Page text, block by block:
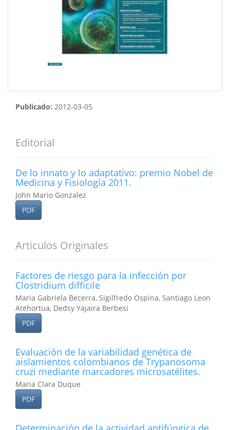
Publicado: 2012-03-05
Editorial
De lo innato y lo adaptativo: premio Nobel de
Medicina y Fisiología 2011.
John Mario Gonzalez
PDF
Articulos Originales
Factores de riesgo para la infección por
Clostridium difficile
Maria Gabriela Becerra, Sigilfredo Ospina, Santiago Leon
Atehortua, Dedsy Yajaira Berbesi
PDF
Evaluación de la variabilidad genética de
aislamientos colombianos de Trypanosoma
cruzi mediante marcadores microsatélites.
Maria Clara Duque
PDF